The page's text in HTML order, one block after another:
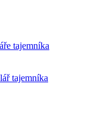
tajemníka
tajemníka